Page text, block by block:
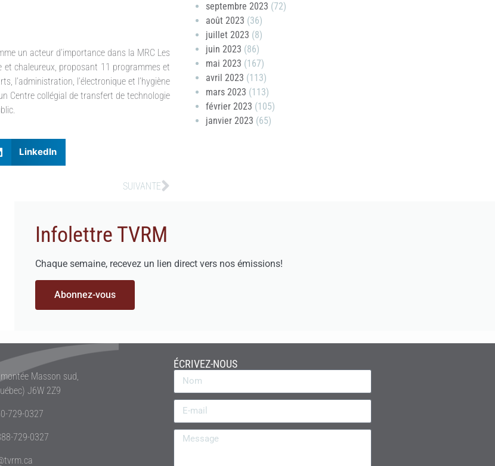
un acteur d’importance dans la MRC Les
chaleureux, proposant 11 programmes et
l’administration, l’électronique et l’hygiène
Centre collégial de transfert de technologie
LinkedIn
SUIVANTE
septembre 2023 (72)
août 2023 (36)
juillet 2023 (8)
juin 2023 (86)
mai 2023 (167)
avril 2023 (113)
mars 2023 (113)
février 2023 (105)
janvier 2023 (65)
Infolettre TVRM
Chaque semaine, recevez un lien direct vers nos émissions!
Abonnez-vous
Masson sud,
J6W 2Z9
729-0327
729-0327
ÉCRIVEZ-NOUS